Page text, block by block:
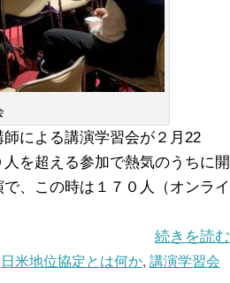
による講演学習会が２月22
を超える参加で熱気のうちに開
、この時は１７０人（オンライ
続きを読む
日米地位協定とは何か, 講演学習会